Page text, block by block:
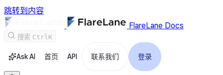
跳转到内容
FlareLane Docs
搜索 CtrlK
Ask AI 首页 API 联系我们 登录